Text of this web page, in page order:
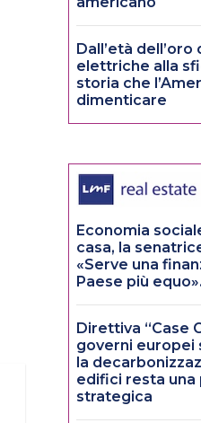
Dall’età
elettriche alla
storia che
dimenticare
Economia
casa, la
«Serve una
Paese più equo».
Direttiva “Case
governi europei
la
edifici resta una
strategica